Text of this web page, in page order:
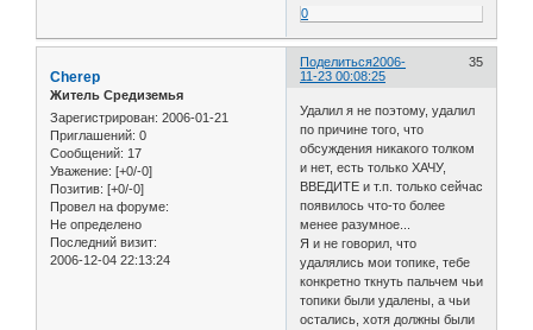
0
Поделиться 35
2006-
11-23 00:08:25
Cherep
Житель Средиземья
Зарегистрирован: 2006-01-21
Приглашений: 0
Сообщений: 17
Уважение: [+0/-0]
Позитив: [+0/-0]
Провел на форуме:
Не определено
Последний визит:
2006-12-04 22:13:24
Удалил я не поэтому, удалил
по причине того, что
обсуждения никакого толком
и нет, есть только ХАЧУ,
ВВЕДИТЕ и т.п. только сейчас
появилось что-то более
менее разумное...
Я и не говорил, что
удалялись мои топике, тебе
конкретно ткнуть пальчем чьи
топики были удалены, а чьи
остались, хотя должны были